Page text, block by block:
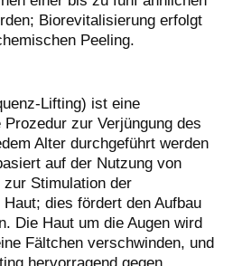
Biorevitalisierung erfolgt
Peeling.
Lifting) ist eine
zur Verjüngung des
Alter durchgeführt werden
auf der Nutzung von
Stimulation der
dies fördert den Aufbau
Die Haut um die Augen wird
Fältchen verschwinden, und